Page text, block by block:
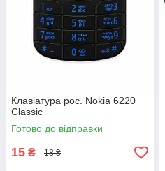
Клавіатура рос. Nokia 6220
Classic
Готово до відправки
15 ₴ 18 ₴